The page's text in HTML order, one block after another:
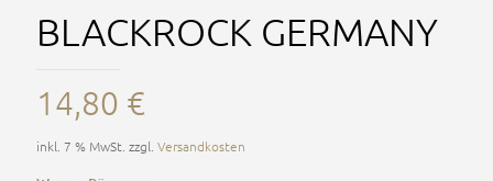
BLACKROCK GERMANY
14,80 €
inkl. 7 % MwSt. zzgl. Versandkosten